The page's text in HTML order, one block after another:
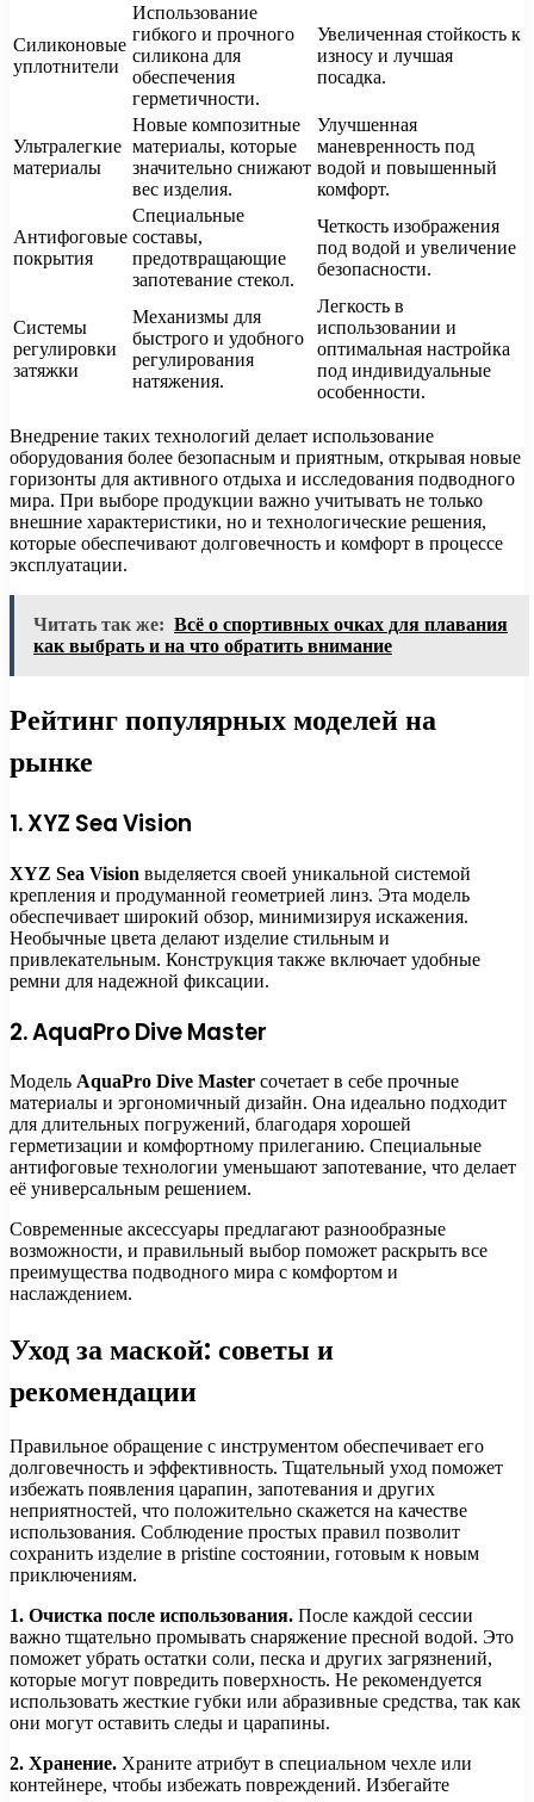
Силиконовые
уплотнители
Использование
гибкого и прочного
силикона для
обеспечения
герметичности.
Увеличенная стойкость к
износу и лучшая
посадка.
Ультралегкие
материалы
Новые композитные
материалы, которые
значительно снижают
вес изделия.
Улучшенная
маневренность под
водой и повышенный
комфорт.
Антифоговые
покрытия
Специальные
составы,
предотвращающие
запотевание стекол.
Четкость изображения
под водой и увеличение
безопасности.
Системы
регулировки
затяжки
Механизмы для
быстрого и удобного
регулирования
натяжения.
Легкость в
использовании и
оптимальная настройка
под индивидуальные
особенности.
Внедрение таких технологий делает использование
оборудования более безопасным и приятным, открывая новые
горизонты для активного отдыха и исследования подводного
мира. При выборе продукции важно учитывать не только
внешние характеристики, но и технологические решения,
которые обеспечивают долговечность и комфорт в процессе
эксплуатации.
Читать так же: Всё о спортивных очках для плавания
как выбрать и на что обратить внимание
Рейтинг популярных моделей на
рынке
1. XYZ Sea Vision
XYZ Sea Vision выделяется своей уникальной системой
крепления и продуманной геометрией линз. Эта модель
обеспечивает широкий обзор, минимизируя искажения.
Необычные цвета делают изделие стильным и
привлекательным. Конструкция также включает удобные
ремни для надежной фиксации.
2. AquaPro Dive Master
Модель AquaPro Dive Master сочетает в себе прочные
материалы и эргономичный дизайн. Она идеально подходит
для длительных погружений, благодаря хорошей
герметизации и комфортному прилеганию. Специальные
антифоговые технологии уменьшают запотевание, что делает
её универсальным решением.
Современные аксессуары предлагают разнообразные
возможности, и правильный выбор поможет раскрыть все
преимущества подводного мира с комфортом и
наслаждением.
Уход за маской: советы и
рекомендации
Правильное обращение с инструментом обеспечивает его
долговечность и эффективность. Тщательный уход поможет
избежать появления царапин, запотевания и других
неприятностей, что положительно скажется на качестве
использования. Соблюдение простых правил позволит
сохранить изделие в pristine состоянии, готовым к новым
приключениям.
1. Очистка после использования. После каждой сессии
важно тщательно промывать снаряжение пресной водой. Это
поможет убрать остатки соли, песка и других загрязнений,
которые могут повредить поверхность. Не рекомендуется
использовать жесткие губки или абразивные средства, так как
они могут оставить следы и царапины.
2. Хранение. Храните атрибут в специальном чехле или
контейнере, чтобы избежать повреждений. Избегайте